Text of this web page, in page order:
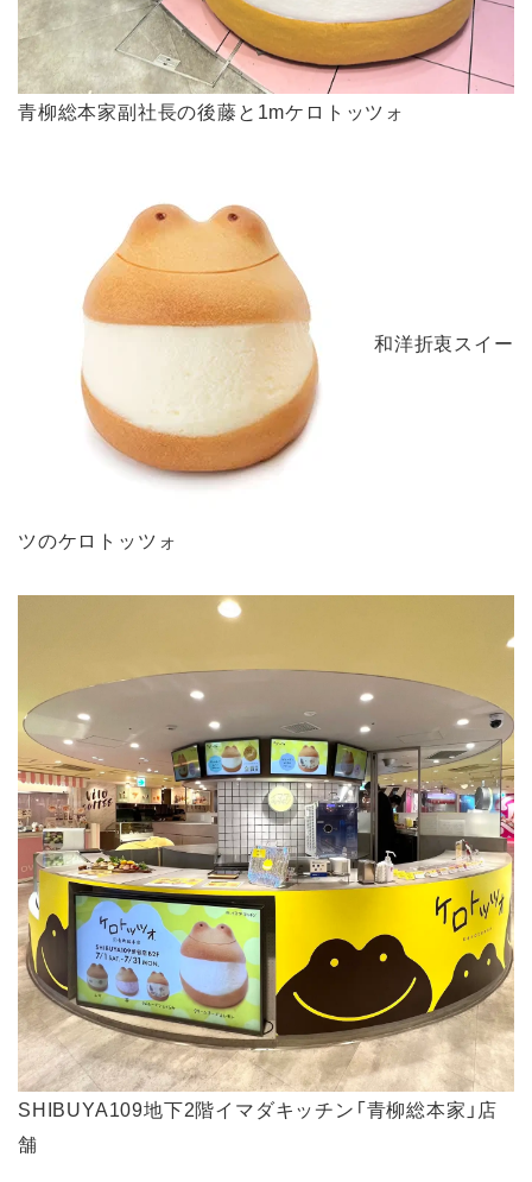
青柳総本家副社長の後藤と1mケロトッツォ
和洋折衷スイー
ツのケロトッツォ
SHIBUYA109地下2階イマダキッチン「青柳総本家」店
舗